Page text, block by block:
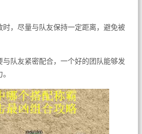
时，尽量与队友保持一定距离，避免被
与队友紧密配合，一个好的团队能够发